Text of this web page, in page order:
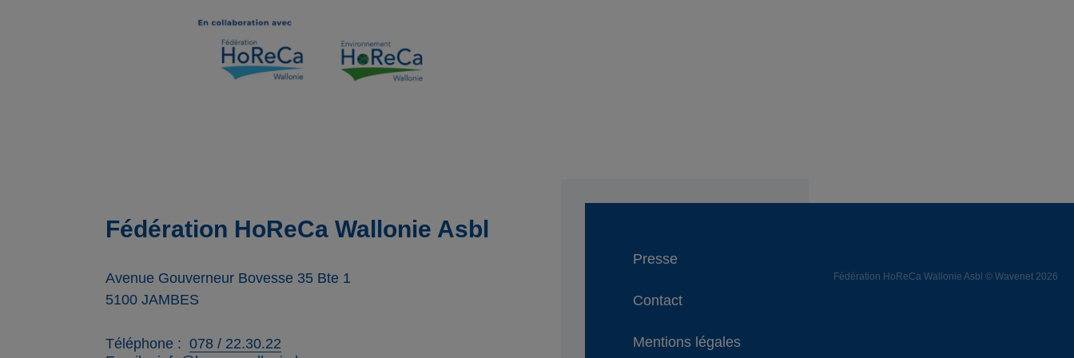
Fédération HoReCa Wallonie Asbl
Avenue Gouverneur Bovesse 35 Bte 1
5100 JAMBES
Téléphone
078 / 22.30.22
Presse
Contact
Mentions légales
Fédération HoReCa Wallonie Asbl © Wavenet 2026